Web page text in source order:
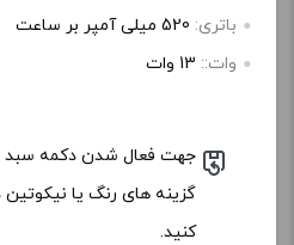
باتری: 520 میلی آمپر بر ساعت
وات:: 13 وات
جهت فعال شدن دکمه سبد
گزینه های رنگ یا نیکوتین
کنید.